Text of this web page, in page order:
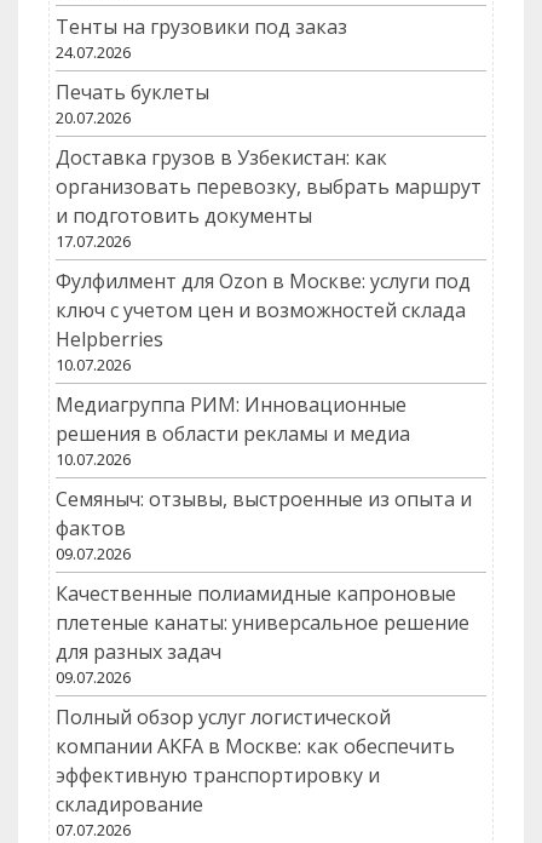
Тенты на грузовики под заказ
24.07.2026
Печать буклеты
20.07.2026
Доставка грузов в Узбекистан: как
организовать перевозку, выбрать маршрут
и подготовить документы
17.07.2026
Фулфилмент для Ozon в Москве: услуги под
ключ с учетом цен и возможностей склада
Helpberries
10.07.2026
Медиагруппа РИМ: Инновационные
решения в области рекламы и медиа
10.07.2026
Семяныч: отзывы, выстроенные из опыта и
фактов
09.07.2026
Качественные полиамидные капроновые
плетеные канаты: универсальное решение
для разных задач
09.07.2026
Полный обзор услуг логистической
компании AKFA в Москве: как обеспечить
эффективную транспортировку и
складирование
07.07.2026